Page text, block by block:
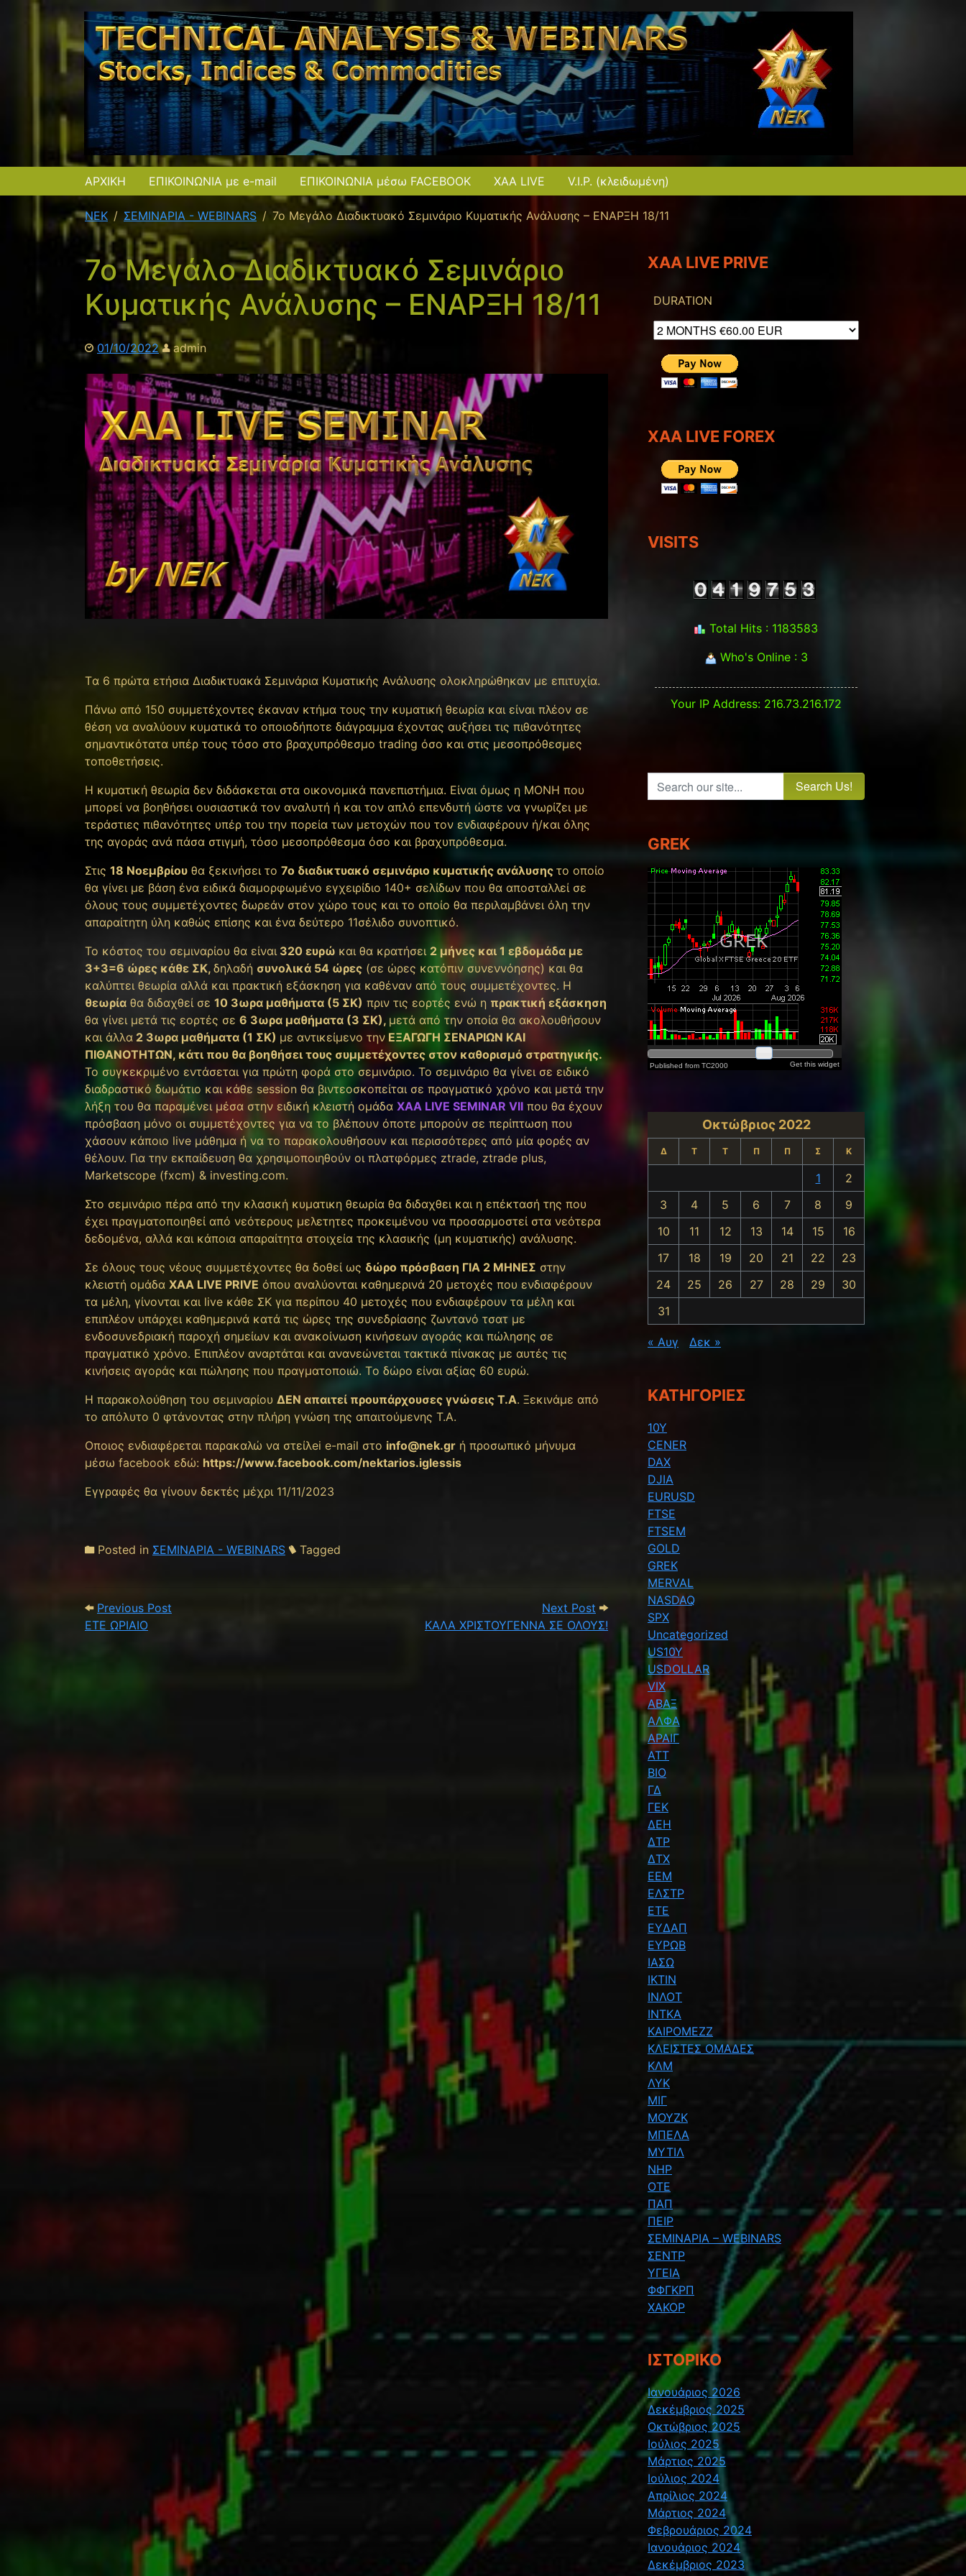
ΑΡΧΙΚΗ ΕΠΙΚΟΙΝΩΝΙΑ με e-mail ΕΠΙΚΟΙΝΩΝΙΑ μέσω FACEBOOK XAA LIVE V.I.P. (κλειδωμένη)
NEK ΣΕΜΙΝΑΡΙΑ - WEBINARS 7ο Μεγάλο Διαδικτυακό Σεμινάριο Κυματικής Ανάλυσης – ΕΝΑΡΞΗ 18/11
7ο Μεγάλο Διαδικτυακό Σεμινάριο
Κυματικής Ανάλυσης – ΕΝΑΡΞΗ 18/11
01/10/2022 admin
Tα 6 πρώτα ετήσια Διαδικτυακά Σεμινάρια Κυματικής Ανάλυσης ολοκληρώθηκαν με επιτυχία.
Πάνω από 150 συμμετέχοντες έκαναν κτήμα τους την κυματική θεωρία και είναι πλέον σε
θέση να αναλύουν κυματικά το οποιοδήποτε διάγραμμα έχοντας αυξήσει τις πιθανότητες
σημαντικότατα υπέρ τους τόσο στο βραχυπρόθεσμο trading όσο και στις μεσοπρόθεσμες
τοποθετήσεις.
Η κυματική θεωρία δεν διδάσκεται στα οικονομικά πανεπιστήμια. Είναι όμως η ΜΟΝΗ που
μπορεί να βοηθήσει ουσιαστικά τον αναλυτή ή και τον απλό επενδυτή ώστε να γνωρίζει με
τεράστιες πιθανότητες υπέρ του την πορεία των μετοχών που τον ενδιαφέρουν ή/και όλης
της αγοράς ανά πάσα στιγμή, τόσο μεσοπρόθεσμα όσο και βραχυπρόθεσμα.
Στις 18 Νοεμβρίου θα ξεκινήσει το 7ο διαδικτυακό σεμινάριο κυματικής ανάλυσης το οποίο
θα γίνει με βάση ένα ειδικά διαμορφωμένο εγχειρίδιο 140+ σελίδων που θα αποσταλλεί σε
όλους τους συμμετέχοντες δωρεάν στον χώρο τους και το οποίο θα περιλαμβάνει όλη την
απαραίτητη ύλη καθώς επίσης και ένα δεύτερο 11σέλιδο συνοπτικό.
Το κόστος του σεμιναρίου θα είναι 320 ευρώ και θα κρατήσει 2 μήνες και 1 εβδομάδα με
3+3=6 ώρες κάθε ΣΚ, δηλαδή συνολικά 54 ώρες (σε ώρες κατόπιν συνεννόησης) και θα
καλύπτει θεωρία αλλά και πρακτική εξάσκηση για καθέναν από τους συμμετέχοντες. Η
θεωρία θα διδαχθεί σε 10 3ωρα μαθήματα (5 ΣΚ) πριν τις εορτές ενώ η πρακτική εξάσκηση
θα γίνει μετά τις εορτές σε 6 3ωρα μαθήματα (3 ΣΚ), μετά από την οποία θα ακολουθήσουν
και άλλα 2 3ωρα μαθήματα (1 ΣΚ) με αντικείμενο την ΕΞΑΓΩΓΗ ΣΕΝΑΡΙΩΝ ΚΑΙ
ΠΙΘΑΝΟΤΗΤΩΝ, κάτι που θα βοηθήσει τους συμμετέχοντες στον καθορισμό στρατηγικής.
Το συγκεκριμένο εντάσεται για πρώτη φορά στο σεμινάριο. Το σεμινάριο θα γίνει σε ειδικό
διαδραστικό δωμάτιο και κάθε session θα βιντεοσκοπείται σε πραγματικό χρόνο και μετά την
λήξη του θα παραμένει μέσα στην ειδική κλειστή ομάδα XAA LIVE SEMINAR VIΙ που θα έχουν
πρόσβαση μόνο οι συμμετέχοντες για να το βλέπουν όποτε μπορούν σε περίπτωση που
χάσουν κάποιο live μάθημα ή να το παρακολουθήσουν και περισσότερες από μία φορές αν
θέλουν. Για την εκπαίδευση θα χρησιμοποιηθούν οι πλατφόρμες ztrade, ztrade plus,
Marketscope (fxcm) & investing.com.
Στο σεμινάριο πέρα από την κλασική κυματικη θεωρία θα διδαχθει και η επέκτασή της που
έχει πραγματοποιηθεί από νεότερους μελετητες προκειμένου να προσαρμοστεί στα νεότερα
δεδομένα, αλλά και κάποια απαραίτητα στοιχεία της κλασικής (μη κυματικής) ανάλυσης.
Σε όλους τους νέους συμμετέχοντες θα δοθεί ως δώρο πρόσβαση ΓΙΑ 2 ΜΗΝΕΣ στην
κλειστή ομάδα XAA LIVE PRIVE όπου αναλύονται καθημερινά 20 μετοχές που ενδιαφέρουν
τα μέλη, γίνονται και live κάθε ΣΚ για περίπου 40 μετοχές που ενδιαφέρουν τα μέλη και
επιπλέον υπάρχει καθημερινά κατά τις ώρες της συνεδρίασης ζωντανό τσατ με
ενδοσυνεδριακή παροχή σημείων και ανακοίνωση κινήσεων αγοράς και πώλησης σε
πραγματικό χρόνο. Επιπλέον αναρτάται και ανανεώνεται τακτικά πίνακας με αυτές τις
κινήσεις αγοράς και πώλησης που πραγματοποιώ. Tο δώρο είναι αξίας 60 ευρώ.
Η παρακολούθηση του σεμιναρίου ΔΕΝ απαιτεί προυπάρχουσες γνώσεις Τ.Α. Ξεκινάμε από
το απόλυτο 0 φτάνοντας στην πλήρη γνώση της απαιτούμενης Τ.Α.
Οποιος ενδιαφέρεται παρακαλώ να στείλei e-mail στο info@nek.gr ή προσωπικό μήνυμα
μέσω facebook εδώ: https://www.facebook.com/nektarios.iglessis
Eγγραφές θα γίνουν δεκτές μέχρι 11/11/2023
Posted in ΣΕΜΙΝΑΡΙΑ - WEBINARS Tagged
Post navigation
Previous Post
ΕΤΕ ΩΡΙΑΙΟ
Next Post Next Post: ΕΤΕ ΩΡΙΑΙΟ
ΚΑΛΑ ΧΡΙΣΤΟΥΓΕΝΝΑ ΣΕ ΟΛΟΥΣ!
XAA LIVE PRIVE
DURATION
XAA LIVE FOREX
VISITS
Total Hits : 1183583
Who's Online : 3
Your IP Address: 216.73.216.172
Search our site...
GREK
Οκτώβριος 2022
Δ Τ Τ Π Π Σ Κ
1
2
3
4 5 6 7 8
9
10
11 12 13 14 15
16
17
18 19 20 21 22
23
24
25 26 27 28 29
30
31
« Αυγ Δεκ »
KΑΤΗΓΟΡΊΕΣ
10Y
CENER
DAX
DJIA
EURUSD
FTSE
FTSEM
GOLD
GREK
MERVAL
NASDAQ
SPX
Uncategorized
US10Y
USDOLLAR
VIX
ΑΒΑΞ
ΑΛΦΑ
ΑΡΑΙΓ
ΑΤΤ
ΒΙΟ
ΓΔ
ΓΕΚ
ΔΕΗ
ΔΤΡ
ΔΤΧ
ΕΕΜ
ΕΛΣΤΡ
ΕΤΕ
ΕΥΔΑΠ
ΕΥΡΩΒ
ΙΑΣΩ
ΙΚΤΙΝ
ΙΝΛΟΤ
ΙΝΤΚΑ
ΚΑΙΡΟΜΕΖΖ
ΚΛΕΙΣΤΕΣ ΟΜΑΔΕΣ
ΚΛΜ
ΛΥΚ
ΜΙΓ
ΜΟΥΖΚ
ΜΠΕΛΑ
ΜΥΤΙΛ
ΝΗΡ
ΟΤΕ
ΠΑΠ
ΠΕΙΡ
ΣΕΜΙΝΑΡΙΑ – WEBINARS
ΣΕΝΤΡ
ΥΓΕΙΑ
ΦΦΓΚΡΠ
ΧΑΚΟΡ
ΙΣΤΟΡΙΚΌ
Ιανουάριος 2026
Δεκέμβριος 2025
Οκτώβριος 2025
Ιούλιος 2025
Μάρτιος 2025
Ιούλιος 2024
Απρίλιος 2024
Μάρτιος 2024
Φεβρουάριος 2024
Ιανουάριος 2024
Δεκέμβριος 2023